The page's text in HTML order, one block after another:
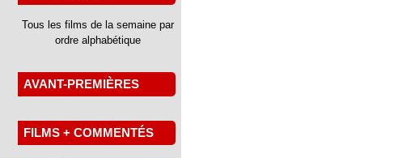
Tous les films de la semaine par
ordre alphabétique
AVANT-PREMIÈRES
FILMS + COMMENTÉS